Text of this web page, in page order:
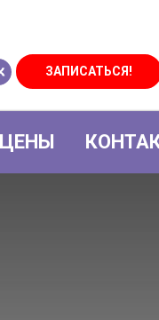
ЗАПИСАТЬСЯ!
ЦЕНЫ